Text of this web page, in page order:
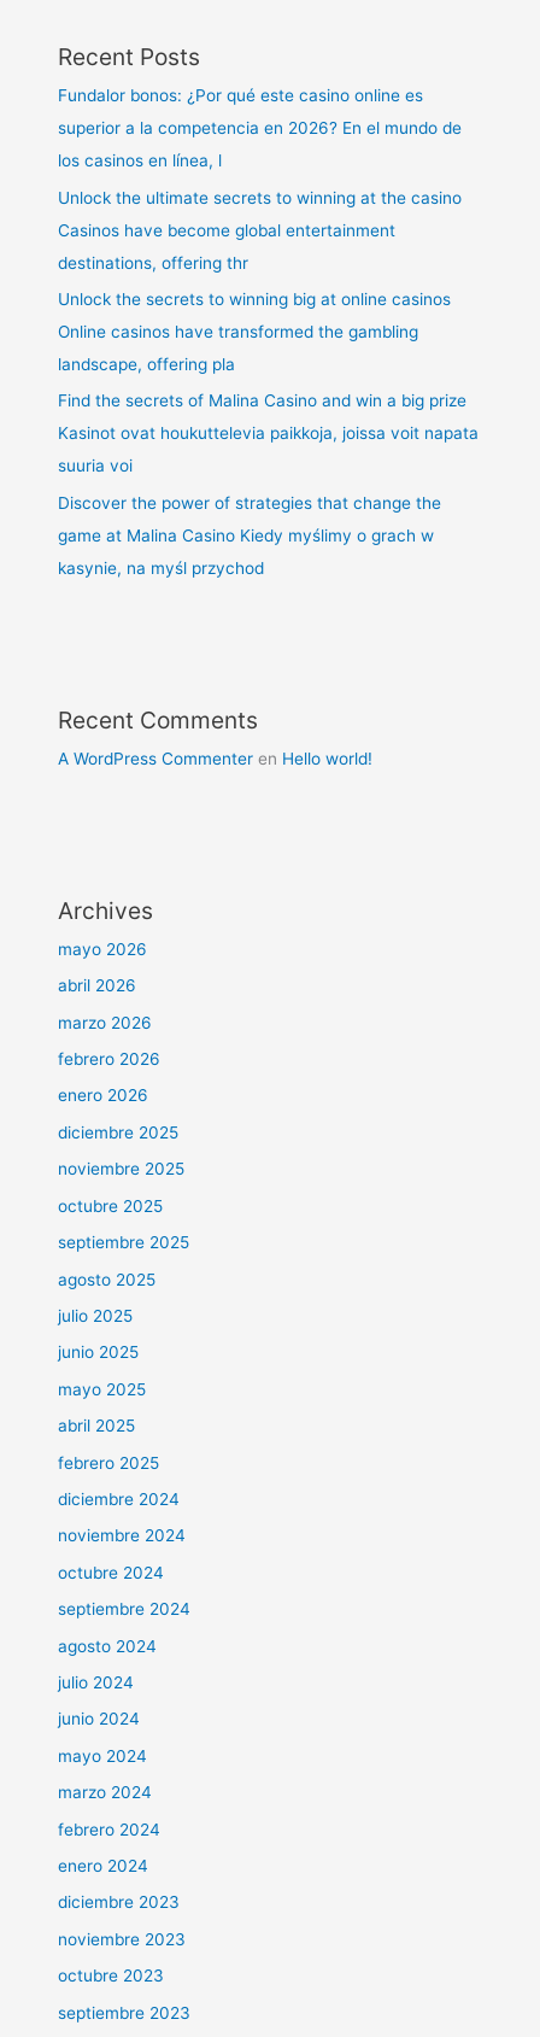
Recent Posts
Fundalor bonos: ¿Por qué este casino online es
superior a la competencia en 2026? En el mundo de
los casinos en línea, l
Unlock the ultimate secrets to winning at the casino
Casinos have become global entertainment
destinations, offering thr
Unlock the secrets to winning big at online casinos
Online casinos have transformed the gambling
landscape, offering pla
Find the secrets of Malina Casino and win a big prize
Kasinot ovat houkuttelevia paikkoja, joissa voit napata
suuria voi
Discover the power of strategies that change the
game at Malina Casino Kiedy myślimy o grach w
kasynie, na myśl przychod
Recent Comments
A WordPress Commenter en Hello world!
Archives
mayo 2026
abril 2026
marzo 2026
febrero 2026
enero 2026
diciembre 2025
noviembre 2025
octubre 2025
septiembre 2025
agosto 2025
julio 2025
junio 2025
mayo 2025
abril 2025
febrero 2025
diciembre 2024
noviembre 2024
octubre 2024
septiembre 2024
agosto 2024
julio 2024
junio 2024
mayo 2024
marzo 2024
febrero 2024
enero 2024
diciembre 2023
noviembre 2023
octubre 2023
septiembre 2023